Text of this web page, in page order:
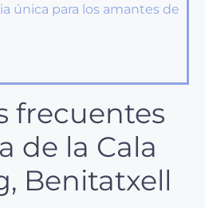
única para los amantes de
frecuentes
de la Cala
Benitatxell